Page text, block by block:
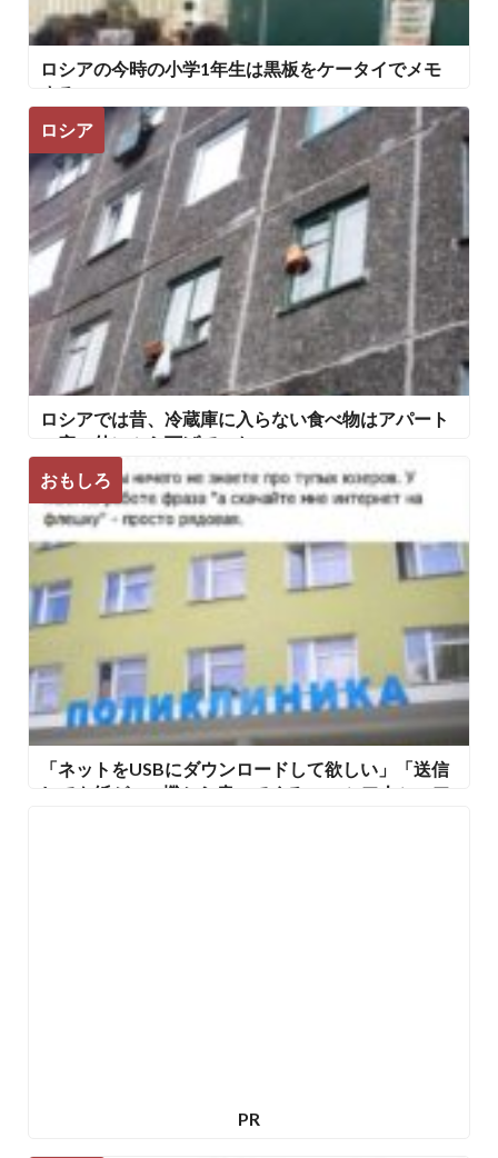
ロシアの今時の小学1年生は黒板をケータイでメモ
する
ロシア
ロシアでは昔、冷蔵庫に入らない食べ物はアパート
の窓の外にぶら下げていた
おもしろ
「ネットをUSBにダウンロードして欲しい」「送信
しても紙がFAX機から戻ってくる」 ロシア人シスア
PR